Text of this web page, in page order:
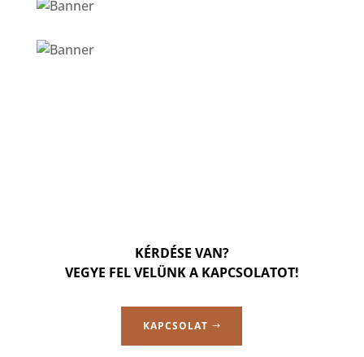
KÉRDÉSE VAN?
VEGYE FEL VELÜNK A KAPCSOLATOT!
KAPCSOLAT